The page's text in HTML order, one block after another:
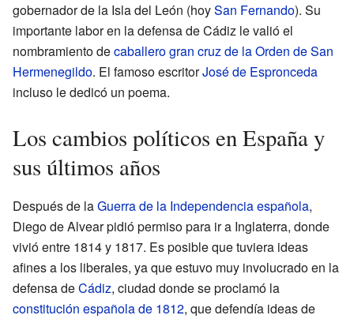
gobernador de la Isla del León (hoySan Fernando). Su
importante labor en la defensa de Cádiz le valió el
nombramiento decaballero gran cruz de la Orden de San
Hermenegildo. El famoso escritorJosé de Espronceda
incluso le dedicó un poema.
Los cambios políticos en España y
sus últimos años
Después de laGuerra de la Independencia española,
Diego de Alvear pidió permiso para ir a Inglaterra, donde
vivió entre 1814 y 1817. Es posible que tuviera ideas
afines a los liberales, ya que estuvo muy involucrado en la
defensa deCádiz, ciudad donde se proclamó la
constitución española de 1812, que defendía ideas de